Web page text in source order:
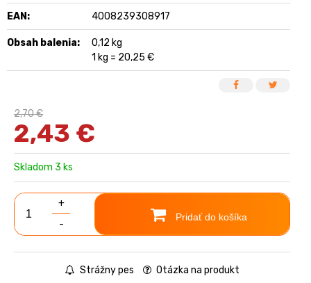
EAN: 4008239308917
Obsah balenia:
0,12 kg
1 kg = 20,25 €
2,70 €
2,43 €
Skladom 3 ks
+
-
Pridať do košíka
Strážny pes Otázka na produkt